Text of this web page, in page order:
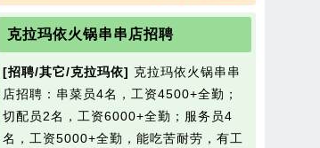
克拉玛依火锅串串店招聘
[招聘/其它/克拉玛依] 克拉玛依火锅串串
店招聘：串菜员4名，工资4500+全勤；
切配员2名，工资6000+全勤；服务员4
名，工资5000+全勤，能吃苦耐劳，有工